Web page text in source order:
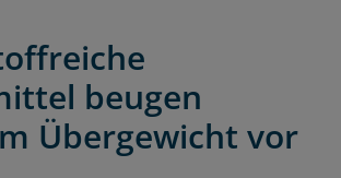
beugen
Übergewicht vor